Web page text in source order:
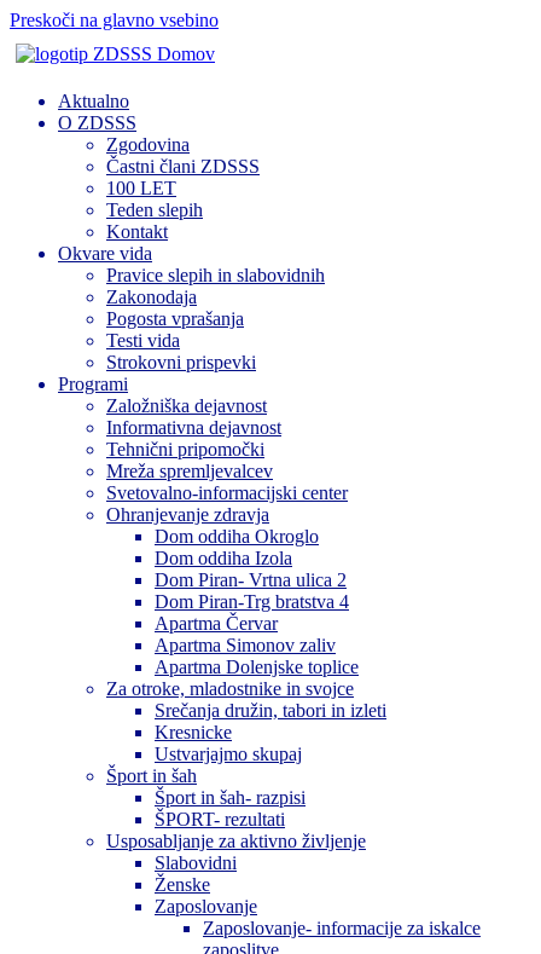
Preskoči na glavno vsebino
Domov
Aktualno
O ZDSSS
Zgodovina
Častni člani ZDSSS
100 LET
Teden slepih
Kontakt
Okvare vida
Pravice slepih in slabovidnih
Zakonodaja
Pogosta vprašanja
Testi vida
Strokovni prispevki
Programi
Založniška dejavnost
Informativna dejavnost
Tehnični pripomočki
Mreža spremljevalcev
Svetovalno-informacijski center
Ohranjevanje zdravja
Dom oddiha Okroglo
Dom oddiha Izola
Dom Piran- Vrtna ulica 2
Dom Piran-Trg bratstva 4
Apartma Červar
Apartma Simonov zaliv
Apartma Dolenjske toplice
Za otroke, mladostnike in svojce
Srečanja družin, tabori in izleti
Kresnicke
Ustvarjajmo skupaj
Šport in šah
Šport in šah- razpisi
ŠPORT- rezultati
Usposabljanje za aktivno življenje
Slabovidni
Ženske
Zaposlovanje
Zaposlovanje- informacije za iskalce
zaposlitve